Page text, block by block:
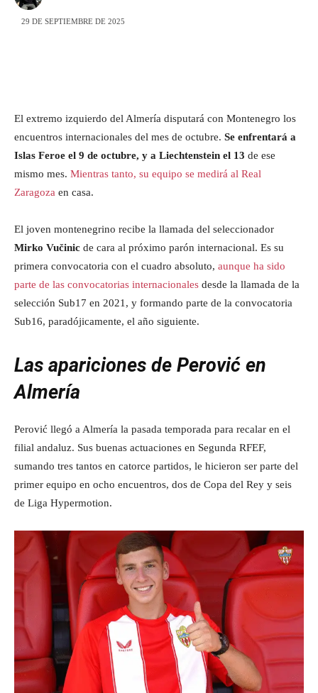
29 DE SEPTIEMBRE DE 2025
El extremo izquierdo del Almería disputará con Montenegro los
encuentros internacionales del mes de octubre. Se enfrentará a
Islas Feroe el 9 de octubre, y a Liechtenstein el 13 de ese
mismo mes. Mientras tanto, su equipo se medirá al Real
Zaragoza en casa.
El joven montenegrino recibe la llamada del seleccionador
Mirko Vučinic de cara al próximo parón internacional. Es su
primera convocatoria con el cuadro absoluto, aunque ha sido
parte de las convocatorias internacionales desde la llamada de la
selección Sub17 en 2021, y formando parte de la convocatoria
Sub16, paradójicamente, el año siguiente.
Las apariciones de Perović en
Almería
Perović llegó a Almería la pasada temporada para recalar en el
filial andaluz. Sus buenas actuaciones en Segunda RFEF,
sumando tres tantos en catorce partidos, le hicieron ser parte del
primer equipo en ocho encuentros, dos de Copa del Rey y seis
de Liga Hypermotion.